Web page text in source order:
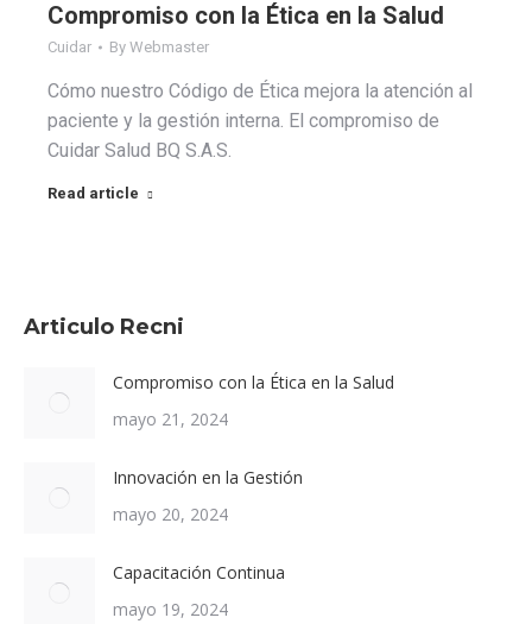
Compromiso con la Ética en la Salud
Cuidar By Webmaster
Cómo nuestro Código de Ética mejora la atención al
paciente y la gestión interna. El compromiso de
Cuidar Salud BQ S.A.S.
Read article
Articulo Recni
Compromiso con la Ética en la Salud
mayo 21, 2024
Innovación en la Gestión
mayo 20, 2024
Capacitación Continua
mayo 19, 2024